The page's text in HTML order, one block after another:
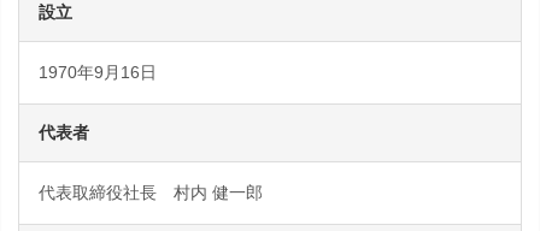
設立
1970年9月16日
代表者
代表取締役社長 村内 健一郎